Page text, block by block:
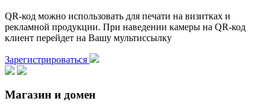
QR-код можно использовать для печати на визитках и
рекламной продукции. При наведении камеры на QR-код
клиент перейдет на Вашу мультиссылку
Зарегистрироваться
Магазин и домен